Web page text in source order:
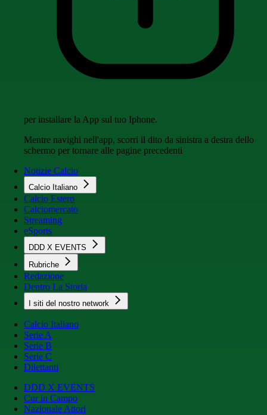
per installare la App sul tuo Iphone.
Mentre navighi nell'app, scorri il dito da sinistra a destra dello
schermo per tornare alle pagine precedenti
Notizie Calcio
Calcio Italiano
Calcio Estero
Calciomercato
Streaming
eSports
DDD X EVENTS
Rubriche
Redazione
Dentro La Storia
I siti del nostro network
Calcio Italiano
Serie A
Serie B
Serie C
Dilettanti
DDD X EVENTS
Cur in Campo
Nazionale Attori